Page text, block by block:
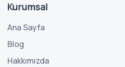
Kurumsal
Ana Sayfa
Blog
Hakkımızda